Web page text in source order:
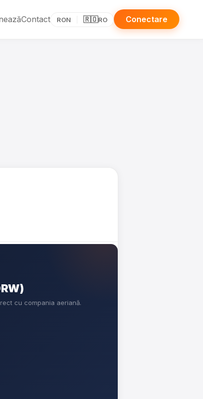
Contact RON 🇷🇴RO Conectare
cu compania aeriană.